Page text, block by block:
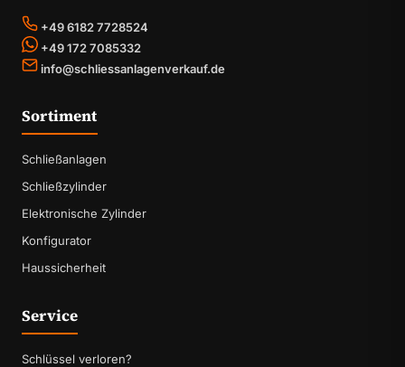
+49 6182 7728524
+49 172 7085332
info@schliessanlagenverkauf.de
Sortiment
Schließanlagen
Schließzylinder
Elektronische Zylinder
Konfigurator
Haussicherheit
Service
Schlüssel verloren?